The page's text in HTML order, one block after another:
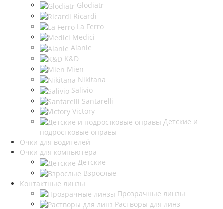
Glodiatr
Ricardi
La Ferro
Medici
Alanie
K&D
Mien
Nikitana
Salivio
Santarelli
Victory
Детские и
подростковые оправы
Очки для водителей
Очки для компьютера
Детские
Взрослые
Контактные линзы
Прозрачные линзы
Растворы для линз